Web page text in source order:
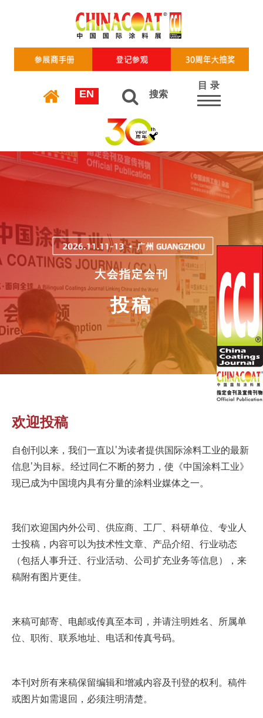
EN 搜索
目 录
大会指定会刊
投稿
欢迎投稿
自创刊以来，我们一直以'为读者提供国际涂料工业的最新
信息'为目标。经过同仁不断的努力，使《中国涂料工业》
现已成为中国境内具有分量的涂料业媒体之一。
我们欢迎国内外公司、供应商、工厂、科研单位、专业人
士投稿，内容可以为技术性文章、产品介绍、行业动态
（包括人事升迁、行业活动、公司扩充业务等信息），来
稿附有图片更佳。
来稿可邮寄、电邮或传真至本司，并请注明姓名、所属单
位、职衔、联系地址、电话和传真号码。
本刊对所有来稿保留编辑和增减内容及刊登的权利。稿件
或图片如需退回，必须注明清楚。